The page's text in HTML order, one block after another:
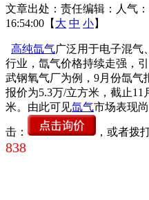
文章出处： 责任编辑： 人气：
16:54:00【 大 中 小】
高纯氙气广泛用于电子混气
行业，氙气价格持续走强，
武钢氧气厂为例，9月份氙气
报价为5.3万/立方米，截止
米。由此可见氙气市场表现
击： ，或者拨
838